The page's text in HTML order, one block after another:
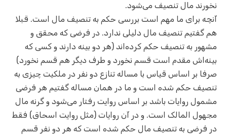
نخورند مال تنصیف می‌شود.
آنچه برای ما مهم است بررسی حکم به تنصیف مال است. قبلا
هم گفتیم تنصیف مال دلیلی ندارد. در فرضی که محقق و
مشهور به تنصیف حکم کرده‌اند (هر دو بینه دارند و کسی که
بینه‌اش مقدم است قسم نخورد و طرف دیگر هم قسم نخورد)
صرفا بر اساس قیاس با مساله تنازع دو نفر در ملکیت چیزی به
تنصیف حکم شده است و ما در همان مساله گفتیم هر فرضی
مشمول روایات باشد بر اساس روایت رفتار می‌شود و گرنه مال
مجهول المالک است. و در آن روایات (مثل روایت اسحاق) فقط
در فرضی به تنصیف مال حکم شده است که هر دو نفر قسم